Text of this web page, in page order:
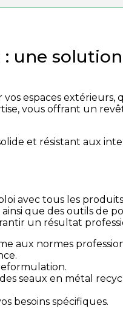
une solution
espaces extérieurs,
vous offrant un
et résistant aux
avec tous les produits
que des outils de
un résultat
aux normes
seaux en métal
besoins spécifiques.